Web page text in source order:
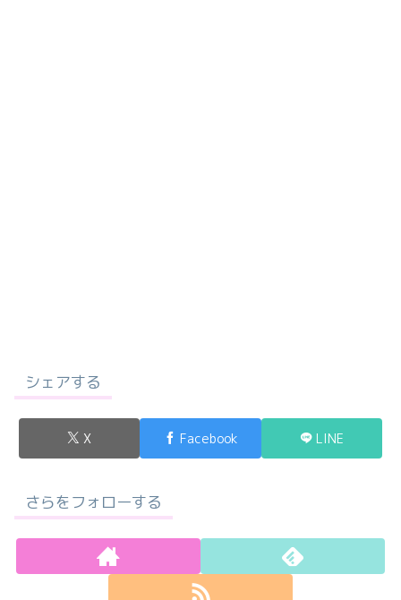
シェアする
X Facebook LINE
さらをフォローする